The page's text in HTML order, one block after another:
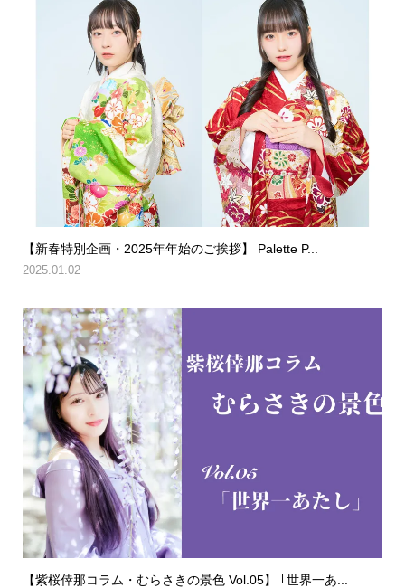
【新春特別企画・2025年年始のご挨拶】 Palette P...
2025.01.02
【紫桜倖那コラム・むらさきの景色 Vol.05】 ｢世界一あ...